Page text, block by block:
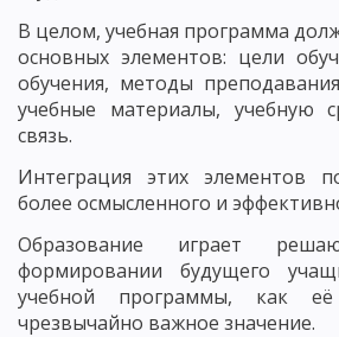
В целом, учебная программа
основных элементов: цели
обучения, методы
учебные материалы, учебную
связь.
Интеграция этих элементов
более осмысленного и
Образование играет
формировании будущего
учебной программы, как
чрезвычайно важное значение.